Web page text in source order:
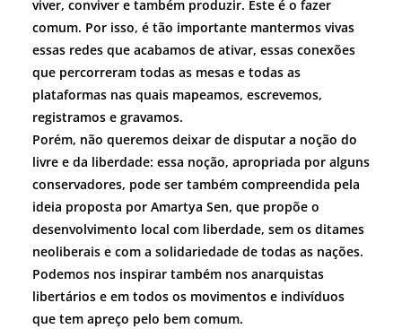
viver, conviver e também produzir. Este é o fazer
comum. Por isso, é tão importante mantermos vivas
essas redes que acabamos de ativar, essas conexões
que percorreram todas as mesas e todas as
plataformas nas quais mapeamos, escrevemos,
registramos e gravamos.
Porém, não queremos deixar de disputar a noção do
livre e da liberdade: essa noção, apropriada por alguns
conservadores, pode ser também compreendida pela
ideia proposta por Amartya Sen, que propõe o
desenvolvimento local com liberdade, sem os ditames
neoliberais e com a solidariedade de todas as nações.
Podemos nos inspirar também nos anarquistas
libertários e em todos os movimentos e indivíduos
que tem apreço pelo bem comum.